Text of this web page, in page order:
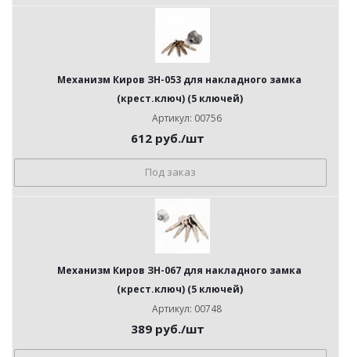
Механизм Киров ЗН-053 для накладного замка
(крест.ключ) (5 ключей)
Артикул: 00756
612 руб./шт
Под заказ
Механизм Киров ЗН-067 для накладного замка
(крест.ключ) (5 ключей)
Артикул: 00748
389 руб./шт